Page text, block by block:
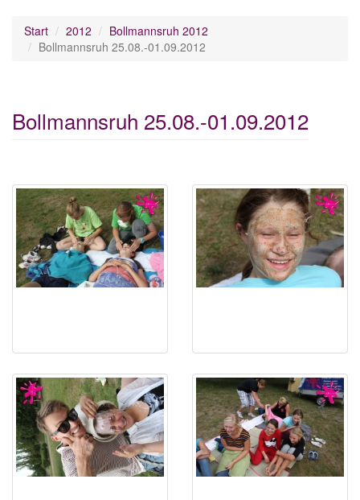
Start 2012
Bollmannsruh 2012
Bollmannsruh 25.08.-01.09.2012
Bollmannsruh 25.08.-01.09.2012
Download